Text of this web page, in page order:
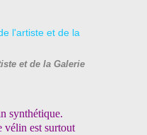
et de la Galerie
synthétique.
vélin est surtout